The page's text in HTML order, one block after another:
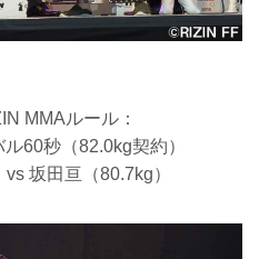
MMAルール：
60秒（82.0kg契約）
坂田亘（80.7kg）